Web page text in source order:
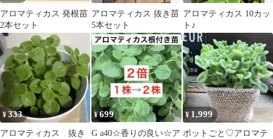
アロマティカス 発根苗
2本セット
アロマティカス 抜き苗
5本セット
アロマティカス 10カッ
ト♪
¥333
アロマティカス 抜き
¥699
G a40☆香りの良い☆ア
¥ 1,999
ポットごと♡アロマテ